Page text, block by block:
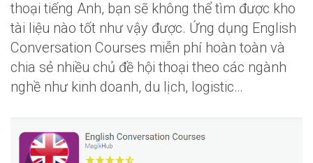
thoại tiếng Anh, bạn sẽ không thể tìm được kho
tài liệu nào tốt như vậy được. Ứng dụng English
Conversation Courses miễn phí hoàn toàn và
chia sẻ nhiều chủ đề hội thoại theo các ngành
nghề như kinh doanh, du lịch, logistic…